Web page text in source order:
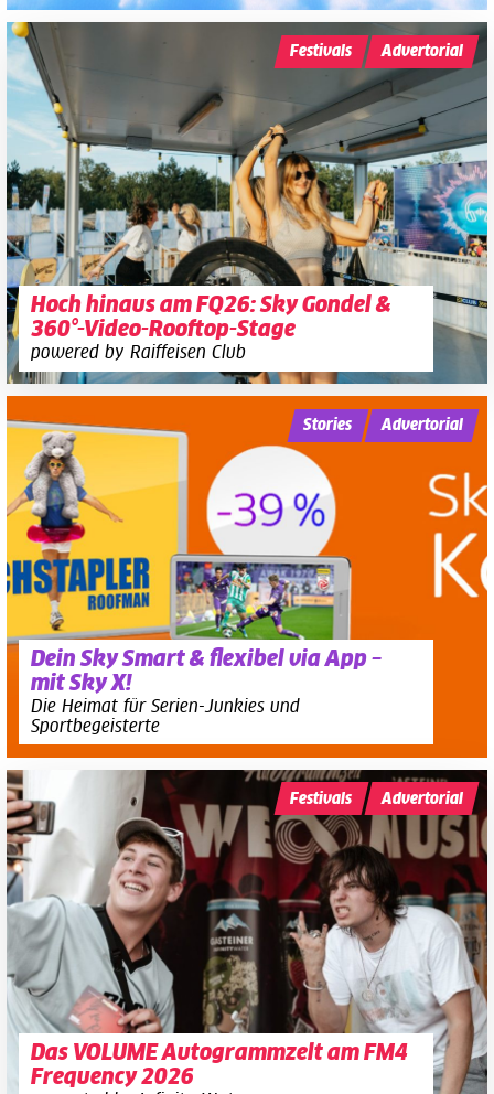
Hoch hinaus am FQ26: Sky Gondel &
360°-Video-Rooftop-Stage
powered by Raiffeisen Club
Festivals Advertorial
Dein Sky Smart & flexibel via App –
mit Sky X!
Die Heimat für Serien-Junkies und
Sportbegeisterte
Stories Advertorial
Das VOLUME Autogrammzelt am FM4
Frequency 2026
Festivals Advertorial